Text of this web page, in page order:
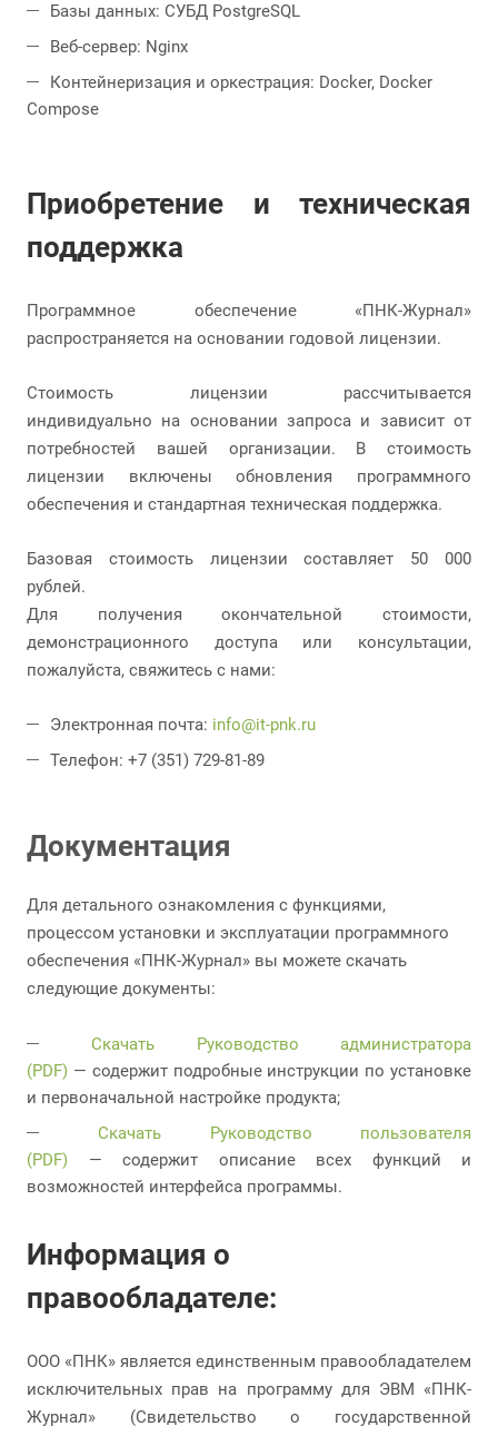
Базы данных: СУБД PostgreSQL
Веб-сервер: Nginx
Контейнеризация и оркестрация: Docker, Docker
Compose
Приобретение и техническая
поддержка
Программное обеспечение «ПНК-Журнал»
распространяется на основании годовой лицензии.
Стоимость лицензии рассчитывается
индивидуально на основании запроса и зависит от
потребностей вашей организации. В стоимость
лицензии включены обновления программного
обеспечения и стандартная техническая поддержка.
Базовая стоимость лицензии составляет 50 000
рублей.
Для получения окончательной стоимости,
демонстрационного доступа или консультации,
пожалуйста, свяжитесь с нами:
Электронная почта: info@it-pnk.ru
Телефон: +7 (351) 729-81-89
Документация
Для детального ознакомления с функциями,
процессом установки и эксплуатации программного
обеспечения «ПНК-Журнал» вы можете скачать
следующие документы:
Скачать Руководство администратора
(PDF) — содержит подробные инструкции по установке
и первоначальной настройке продукта;
Скачать Руководство пользователя
(PDF) — содержит описание всех функций и
возможностей интерфейса программы.
Информация о
правообладателе:
ООО «ПНК» является единственным правообладателем
исключительных прав на программу для ЭВМ «ПНК-
Журнал» (Свидетельство о государственной